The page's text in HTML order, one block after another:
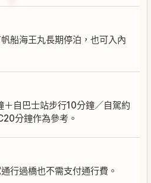
船海王丸長期停泊，也可入內
自巴士站步行10分鐘／自駕約
分鐘作為參考。
行過橋也不需支付通行費。